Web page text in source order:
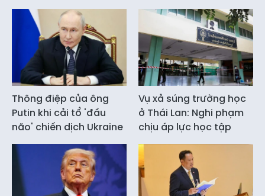
Thông điệp của ông
Putin khi cải tổ 'đầu
não' chiến dịch Ukraine
Vụ xả súng trường học
ở Thái Lan: Nghi phạm
chịu áp lực học tập